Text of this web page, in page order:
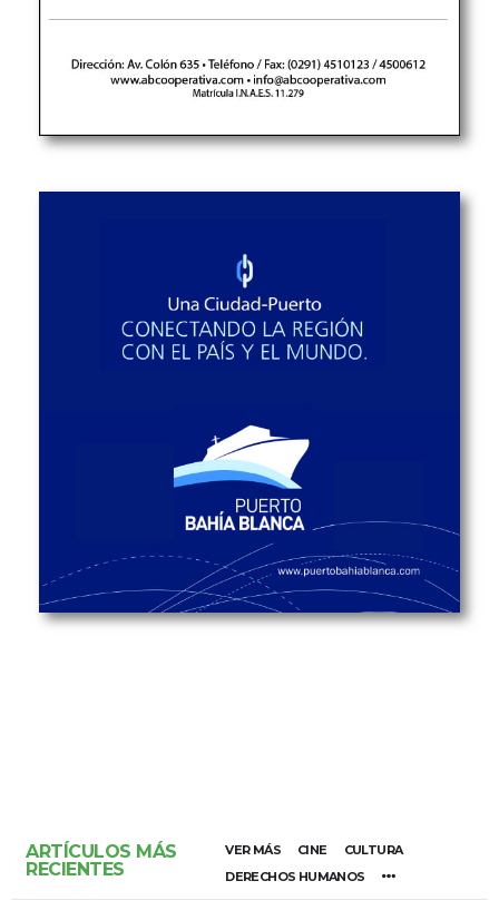
ARTÍCULOS MÁS
RECIENTES
VER MÁS CINE
CULTURA
DERECHOS HUMANOS